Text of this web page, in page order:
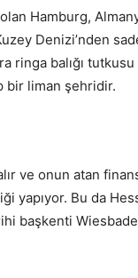
Hamburg,
Denizi’nden
ringa balığı
bir liman şehridir.
ve onun atan
yapıyor. Bu da
başkenti